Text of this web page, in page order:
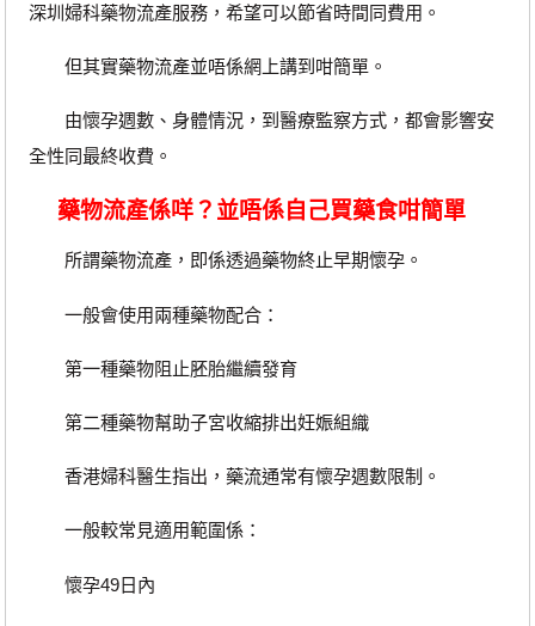
深圳婦科藥物流產服務，希望可以節省時間同費用。
但其實藥物流產並唔係網上講到咁簡單。
由懷孕週數、身體情況，到醫療監察方式，都會影響安
全性同最終收費。
藥物流產係咩？並唔係自己買藥食咁簡單
所謂藥物流產，即係透過藥物終止早期懷孕。
一般會使用兩種藥物配合：
第一種藥物阻止胚胎繼續發育
第二種藥物幫助子宮收縮排出妊娠組織
香港婦科醫生指出，藥流通常有懷孕週數限制。
一般較常見適用範圍係：
懷孕49日內